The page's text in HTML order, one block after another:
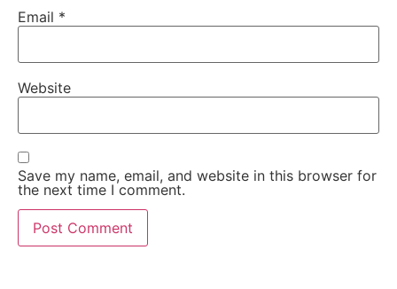
Email *
Website
Save my name, email, and website in this browser for
the next time I comment.